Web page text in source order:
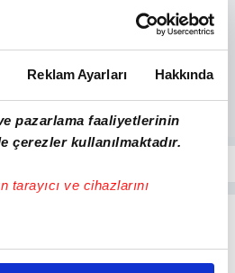
Reklam Ayarları Hakkında
pazarlama faaliyetlerinin
çerezler kullanılmaktadır.
tarayıcı ve cihazlarını
halinde sizlere özel